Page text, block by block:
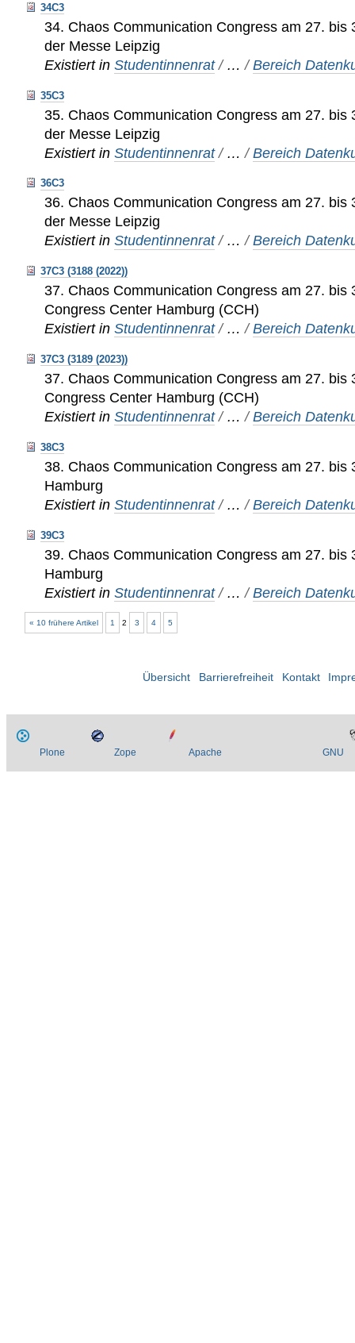
34C3
34. Chaos Communication Congress am 27. bis
der Messe Leipzig
Existiert in Studentinnenrat / …/Bereich
35C3
35. Chaos Communication Congress am 27. bis
der Messe Leipzig
Existiert in Studentinnenrat / …/Bereich
36C3
36. Chaos Communication Congress am 27. bis
der Messe Leipzig
Existiert in Studentinnenrat / …/Bereich
37C3 (3188 (2022))
37. Chaos Communication Congress am 27. bis
Congress Center Hamburg (CCH)
Existiert in Studentinnenrat / …/Bereich
37C3 (3189 (2023))
37. Chaos Communication Congress am 27. bis
Congress Center Hamburg (CCH)
Existiert in Studentinnenrat / …/Bereich
38C3
38. Chaos Communication Congress am 27. bis
Hamburg
Existiert in Studentinnenrat / …/Bereich
39C3
39. Chaos Communication Congress am 27. bis
Hamburg
Existiert in Studentinnenrat / …/Bereich
« 10 frühere Artikel 1 2 3 4 5
Übersicht Barrierefreiheit Kontakt
Plone Zope Apache GNU